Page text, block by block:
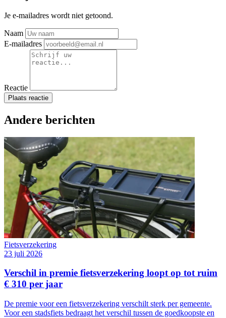
Je e-mailadres wordt niet getoond.
Naam
E-mailadres
Reactie
Plaats reactie
Andere berichten
Fietsverzekering
23 juli 2026
Verschil in premie fietsverzekering loopt op tot ruim
€ 310 per jaar
De premie voor een fietsverzekering verschilt sterk per gemeente.
Voor een stadsfiets bedraagt het verschil tussen de goedkoopste en